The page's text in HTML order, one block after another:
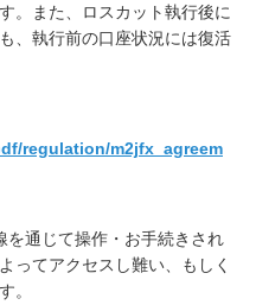
。また、ロスカット執行後に
、執行前の口座状況には復活
regulation/m2jfx_agreem
を通じて操作・お手続きされ
ってアクセスし難い、もしく
。